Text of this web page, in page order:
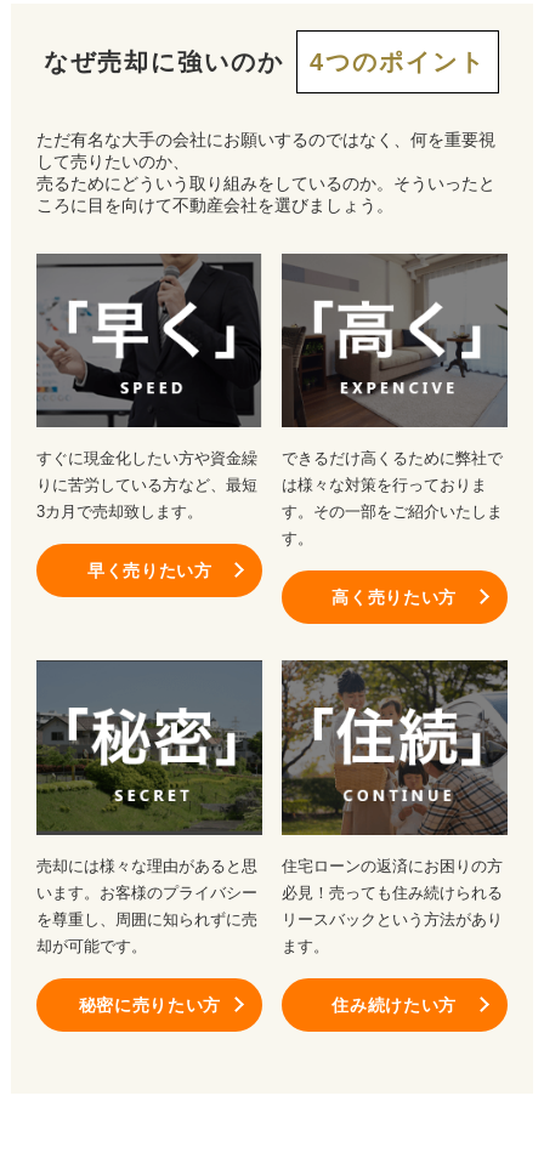
なぜ売却に強いのか 4つのポイント
ただ有名な大手の会社にお願いするのではなく、何を重要視
して売りたいのか、
売るためにどういう取り組みをしているのか。そういったと
ころに目を向けて不動産会社を選びましょう。
すぐに現金化したい方や資金繰
りに苦労している方など、最短
3カ月で売却致します。
早く売りたい方
できるだけ高くるために弊社で
は様々な対策を行っておりま
す。その一部をご紹介いたしま
す。
高く売りたい方
売却には様々な理由があると思
います。お客様のプライバシー
を尊重し、周囲に知られずに売
却が可能です。
秘密に売りたい方
住宅ローンの返済にお困りの方
必見！売っても住み続けられる
リースバックという方法があり
ます。
住み続けたい方